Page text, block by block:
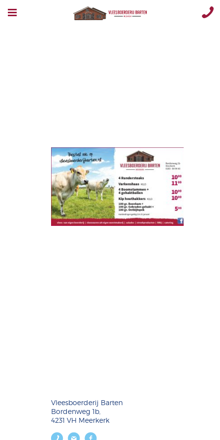
Vleesboerderij Barten
Bordenweg 1b,
4231 VH Meerkerk